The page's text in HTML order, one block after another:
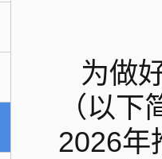
为做
（以
2026年